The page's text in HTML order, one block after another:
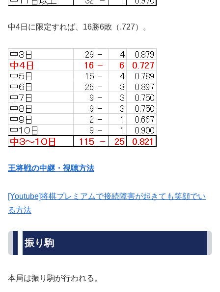
中4日に限定すれば、16勝6敗（.727）。
王将戦の中継・視聴方法
[Youtube]将棋プレミアムで接続障害が起きても笑顔でい
る方法
振り駒
本局は振り駒が行われる。